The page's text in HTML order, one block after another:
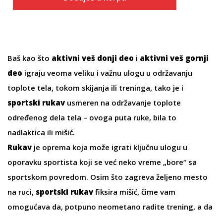
Baš kao što aktivni veš donji deo i aktivni veš gornji
deo igraju veoma veliku i važnu ulogu u održavanju
toplote tela, tokom skijanja ili treninga, tako je i
sportski rukav usmeren na održavanje toplote
određenog dela tela – ovoga puta ruke, bila to
nadlaktica ili mišić.
Rukav je oprema koja može igrati ključnu ulogu u
oporavku sportista koji se već neko vreme „bore“ sa
sportskom povredom. Osim što zagreva željeno mesto
na ruci, sportski rukav fiksira mišić, čime vam
omogućava da, potpuno neometano radite trening, a da